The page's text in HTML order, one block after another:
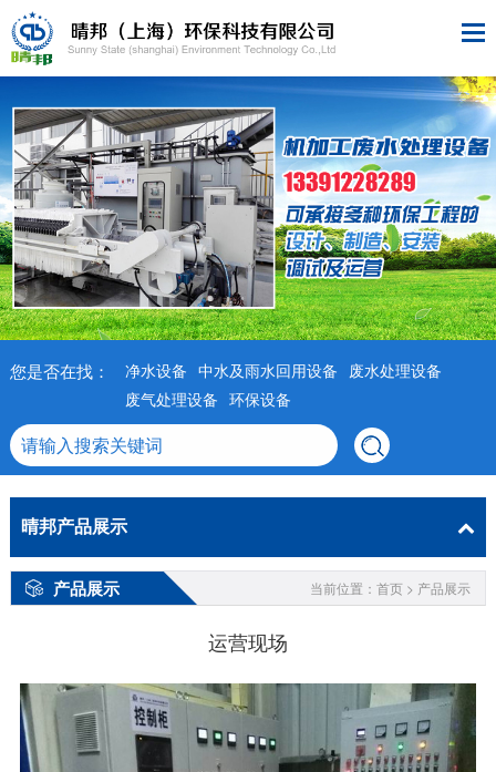
您是否在找： 净水设备 中水及雨水回用设备
废水处理设备
废气处理设备
环保设备
晴邦产品展示
产品展示 当前位置：首页 > 产品展示
运营现场